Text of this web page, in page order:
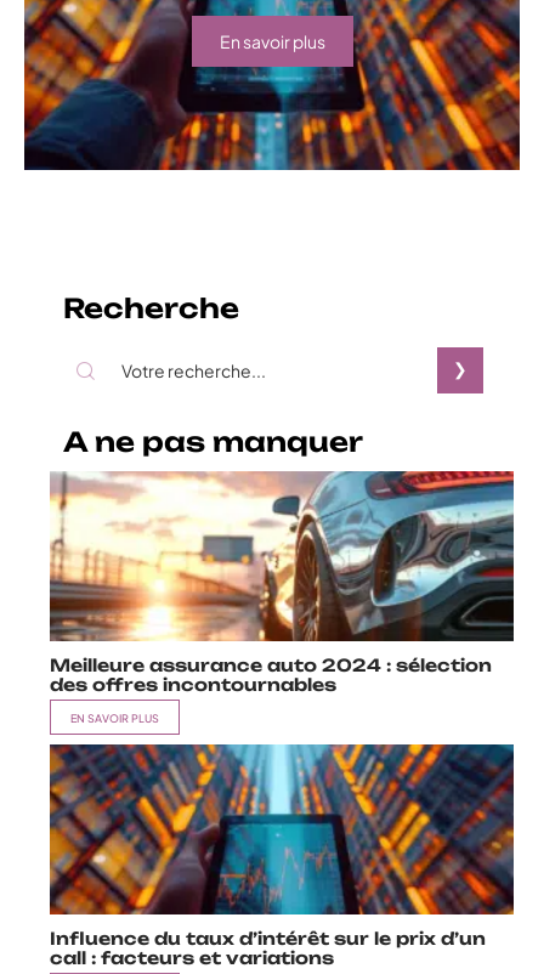
En savoir plus
Recherche
A ne pas manquer
Meilleure assurance auto 2024 : sélection
des offres incontournables
EN SAVOIR PLUS
Influence du taux d’intérêt sur le prix d’un
call : facteurs et variations